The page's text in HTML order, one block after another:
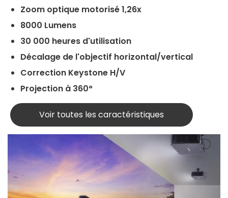
Zoom optique motorisé 1,26x
8000 Lumens
30 000 heures d'utilisation
Décalage de l'objectif horizontal/vertical
Correction Keystone H/V
Projection à 360°
Voir toutes les caractéristiques